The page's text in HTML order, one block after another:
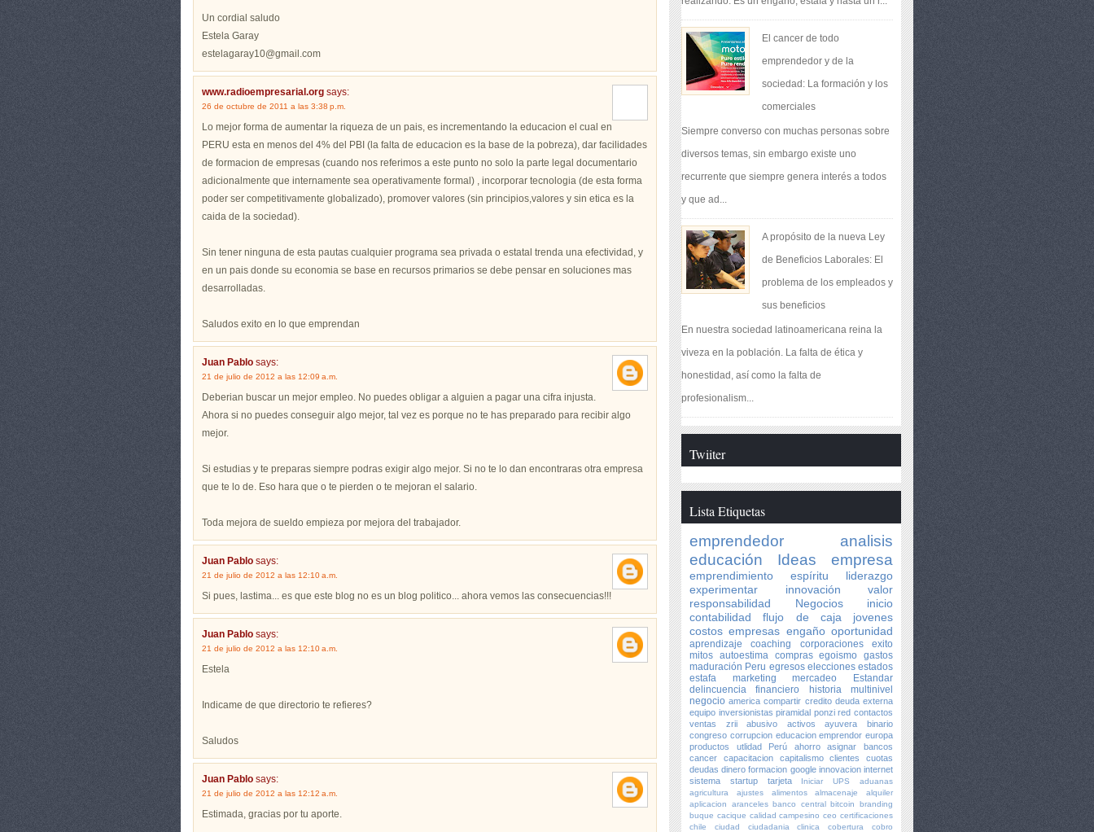
Un cordial saludo
Estela Garay
estelagaray10@gmail.com
www.radioempresarial.org says:
26 de octubre de 2011 a las 3:38 p.m.
Lo mejor forma de aumentar la riqueza de un pais, es incrementando la educacion el cual en
PERU esta en menos del 4% del PBI (la falta de educacion es la base de la pobreza), dar facilidades
de formacion de empresas (cuando nos referimos a este punto no solo la parte legal documentario
adicionalmente que internamente sea operativamente formal) , incorporar tecnologia (de esta forma
poder ser competitivamente globalizado), promover valores (sin principios,valores y sin etica es la
caida de la sociedad).
Sin tener ninguna de esta pautas cualquier programa sea privada o estatal trenda una efectividad, y
en un pais donde su economia se base en recursos primarios se debe pensar en soluciones mas
desarrolladas.
Saludos exito en lo que emprendan
Juan Pablo says:
21 de julio de 2012 a las 12:09 a.m.
Deberian buscar un mejor empleo. No puedes obligar a alguien a pagar una cifra injusta.
Ahora si no puedes conseguir algo mejor, tal vez es porque no te has preparado para recibir algo
mejor.
Si estudias y te preparas siempre podras exigir algo mejor. Si no te lo dan encontraras otra empresa
que te lo de. Eso hara que o te pierden o te mejoran el salario.
Toda mejora de sueldo empieza por mejora del trabajador.
Juan Pablo says:
21 de julio de 2012 a las 12:10 a.m.
Si pues, lastima... es que este blog no es un blog politico... ahora vemos las consecuencias!!!
Juan Pablo says:
21 de julio de 2012 a las 12:10 a.m.
Estela
Indicame de que directorio te refieres?
Saludos
Juan Pablo says:
21 de julio de 2012 a las 12:12 a.m.
Estimada, gracias por tu aporte.
El cancer de todo
emprendedor y de la
sociedad: La formación y los
comerciales
Siempre converso con muchas personas sobre
diversos temas, sin embargo existe uno
recurrente que siempre genera interés a todos
y que ad...
A propósito de la nueva Ley
de Beneficios Laborales: El
problema de los empleados y
sus beneficios
En nuestra sociedad latinoamericana reina la
viveza en la población. La falta de ética y
honestidad, así como la falta de
profesionalism...
Twiiter
Lista Etiquetas
emprendedor
analisis
educación
Ideas empresa
emprendimiento espíritu
liderazgo
experimentar
innovación
valor
responsabilidad
Negocios
inicio
contabilidad
flujo de caja
jovenes
costos empresas engaño oportunidad
aprendizaje coaching corporaciones
exito
mitos autoestima compras egoismo gastos
maduración Peru egresos elecciones estados
estafa
marketing mercadeo
Estandar
delincuencia
financiero historia
multinivel
negocio america compartir credito deuda externa
equipo inversionistas piramidal ponzi red contactos
ventas
zrii abusivo activos ayuvera
binario
congreso corrupcion educacion emprendor europa
productos
utlidad Perú ahorro asignar
bancos
cancer
capacitacion capitalismo clientes
cuotas
deudas dinero formacion google innovacion internet
sistema
startup tarjeta Iniciar UPS
aduanas
agricultura
ajustes alimentos almacenaje
alquiler
aplicacion
aranceles banco central bitcoin
branding
buque cacique calidad campesino ceo certificaciones
chile
ciudad ciudadania clinica cobertura
cobro